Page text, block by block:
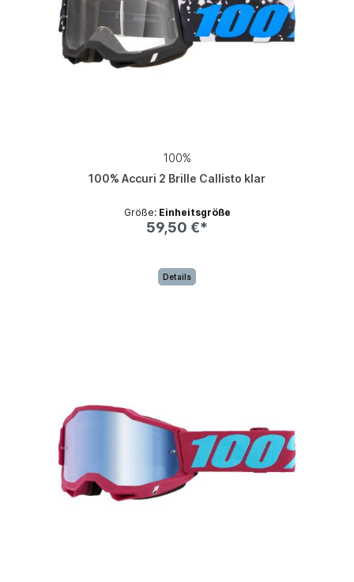
100%
100% Accuri 2 Brille Callisto klar
Größe: Einheitsgröße
59,50 €*
Details